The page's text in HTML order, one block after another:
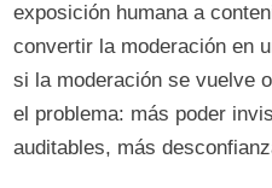
exposición humana a
convertir la moderación en
si la moderación se vuelve
el problema: más poder
auditables, más